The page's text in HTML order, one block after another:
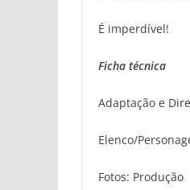
É imperdível!
Ficha técnica
Adaptação e
Elenco/
Fotos: Produção